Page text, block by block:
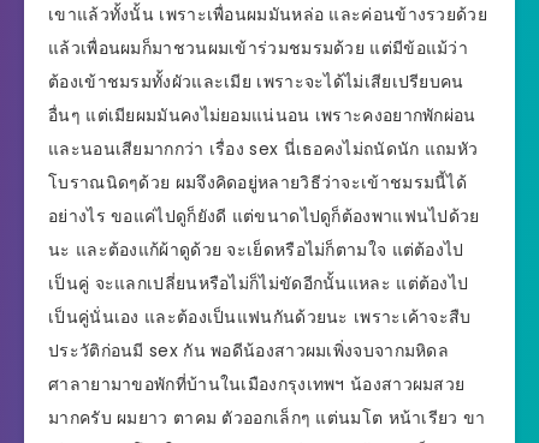
เขาแล้วทั้งนั้น เพราะเพื่อนผมมันหล่อ และค่อนข้างรวยด้วย
แล้วเพื่อนผมก็มาชวนผมเข้าร่วมชมรมด้วย แต่มีข้อแม้ว่า
ต้องเข้าชมรมทั้งผัวและเมีย เพราะจะได้ไม่เสียเปรียบคน
อื่นๆ แต่เมียผมมันคงไม่ยอมแน่นอน เพราะคงอยากพักผ่อน
และนอนเสียมากกว่า เรื่อง sex นี่เธอคงไม่ถนัดนัก แถมหัว
โบราณนิดๆด้วย ผมจึงคิดอยู่หลายวิธีว่าจะเข้าชมรมนี้ได้
อย่างไร ขอแค่ไปดูก็ยังดี แต่ขนาดไปดูก็ต้องพาแฟนไปด้วย
นะ และต้องแก้ผ้าดูด้วย จะเย็ดหรือไม่ก็ตามใจ แต่ต้องไป
เป็นคู่ จะแลกเปลี่ยนหรือไม่ก็ไม่ขัดอีกนั้นแหละ แต่ต้องไป
เป็นคู่นั่นเอง และต้องเป็นแฟนกันด้วยนะ เพราะเค้าจะสืบ
ประวัติก่อนมี sex กัน พอดีน้องสาวผมเพิ่งจบจากมหิดล
ศาลายามาขอพักที่บ้านในเมืองกรุงเทพฯ น้องสาวผมสวย
มากครับ ผมยาว ตาคม ตัวออกเล็กๆ แต่นมโต หน้าเรียว ขา